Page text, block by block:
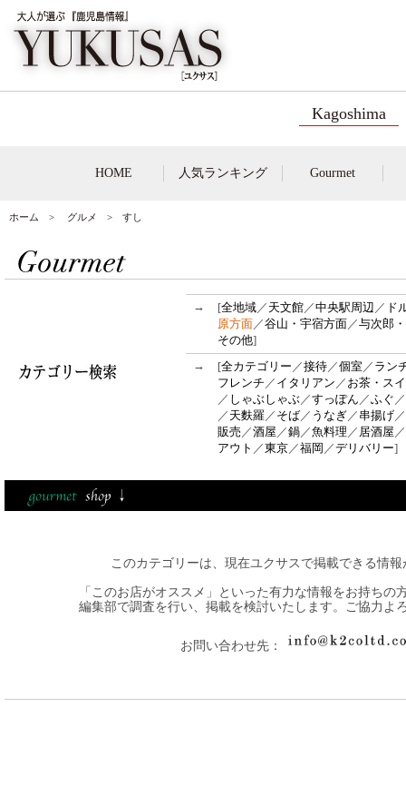
Kagoshima
HOME 人気ランキング Gourmet
ホーム > グルメ > すし
→ [全地域／ 天文館／中央駅周辺 ／ ド
原方面／谷山・宇宿方面／与次郎
その他]
→
[全カテゴリー ／接待／個室／ ラン
フレンチ ／ イタリアン ／ お茶・ス
／ しゃぶしゃぶ／すっぽん ／ふぐ ／
／ 天麩羅／ そば／ うなぎ／ 串揚げ／
販売 ／酒屋 ／鍋／魚料理 ／ 居酒屋 ／
アウト ／東京／福岡 ／デリバリー]
このカテゴリーは、現在ユクサスで掲載できる情
「このお店がオススメ」といった有力な情報をお持ちの
編集部で調査を行い、掲載を検討いたします。ご協力よ
お問い合わせ先：